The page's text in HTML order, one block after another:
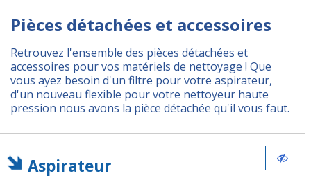
Pièces détachées et accessoires
Retrouvez l'ensemble des pièces détachées et
accessoires pour vos matériels de nettoyage ! Que
vous ayez besoin d'un filtre pour votre aspirateur,
d'un nouveau flexible pour votre nettoyeur haute
pression nous avons la pièce détachée qu'il vous faut.
Aspirateur